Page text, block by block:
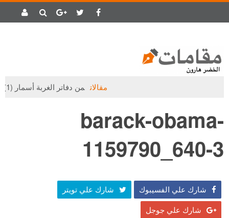
مقالات من دفاتر الغربة أسمار (1)
barack-obama-
1159790_640-3
شارك علي الفسيبوك شارك علي تويتر
شارك علي جوجل